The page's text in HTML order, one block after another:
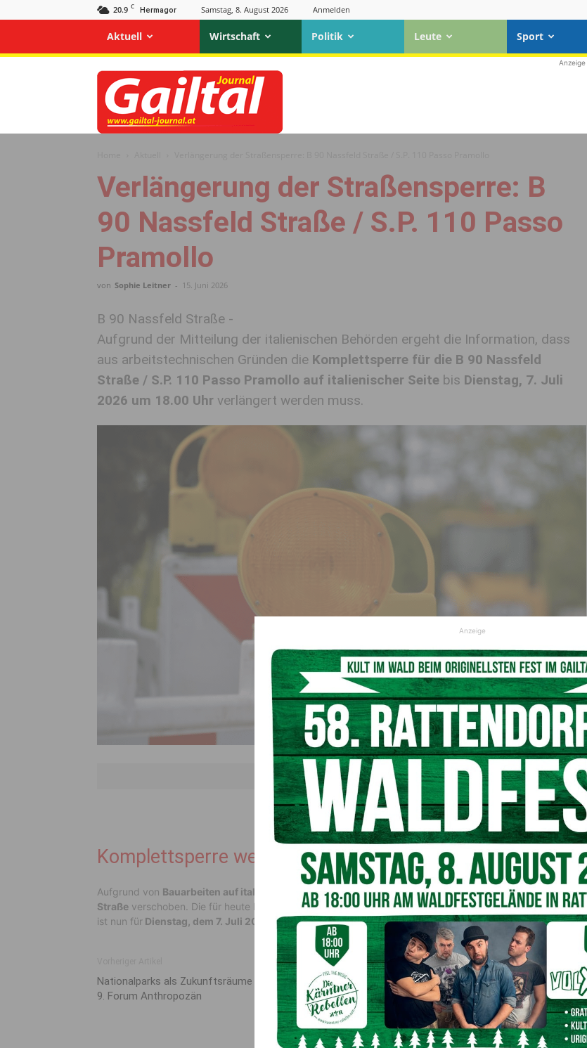
20.9 C Hermagor Samstag, 8. August 2026 Anmelden
Aktuell Wirtschaft Politik Leute Sport
Gailtal
Journal
Anzeige
Verlängerung der Straßensperre: B
90 Nassfeld Straße / S.P. 110 Passo
Pramollo
von Sophie Leitner - 15. Juni 2026
B 90 Nassfeld Straße -
Aufgrund der Mitteilung der italienischen Behörden ergeht die Information, dass
aus arbeitstechnischen Gründen die Komplettsperre für die B 90 Nassfeld
Straße / S.P. 110 Passo Pramollo auf italienischer Seite bis Dienstag, 7. Juli
2026 um 18.00 Uhr verlängert werden muss.
Wichtige Information für alle Autofahrer:innen
© Symbolfoto Pixabay
Komplettsperre weiterhin aufrecht
Aufgrund von Bauarbeiten auf italienischer Seitewird der geplante Öffnungstermin der B90 Nassfeld
Straße verschoben. Die für heute Montag vorgesehene Freigabe kann daher nicht erfolgen. Die Öffnung
ist nun für Dienstag, dem 7. Juli 2026, um 18:00 Uhrangesetzt.
Nationalparks als Zukunftsräume im Fokus des
9. Forum Anthropozän
Nächster Artikel
Erstmals in Österreich: Fruchtbarkeitserhalt bei
sehr jungen Krebspatientinnen in Innsbruck
Anzeige